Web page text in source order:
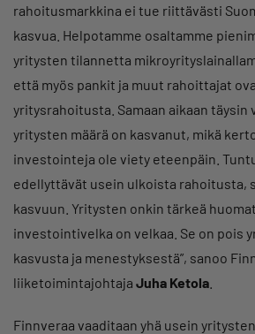
rahoitusmarkkina ei tue riittävästi
kasvua. Helpotamme osaltamme
yritysten tilannetta
että myös pankit ja muut rahoittajat
yritysrahoitusta. Samaan aikaan täysin
yritysten määrä on kasvanut, mikä
investointeja ole viety eteenpäin.
edellyttävät usein ulkoista rahoitusta,
kasvuun. Yritysten onkin tärkeä
investointivelka on velkaa. Se on pois
kasvusta ja menestyksestä”, sanoo
liiketoimintajohtaja Juha Ketola
Finnveraa vaaditaan yhä usein